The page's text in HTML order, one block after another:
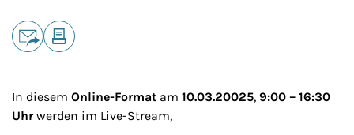
Teilen
In diesem Online-Format am 10.03.20025, 9:00 – 16:30
Uhrwerden im Live-Stream,